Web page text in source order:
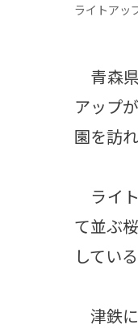
ライトアッ
青森
アップ
園を訪
ライ
て並ぶ
している
津鉄